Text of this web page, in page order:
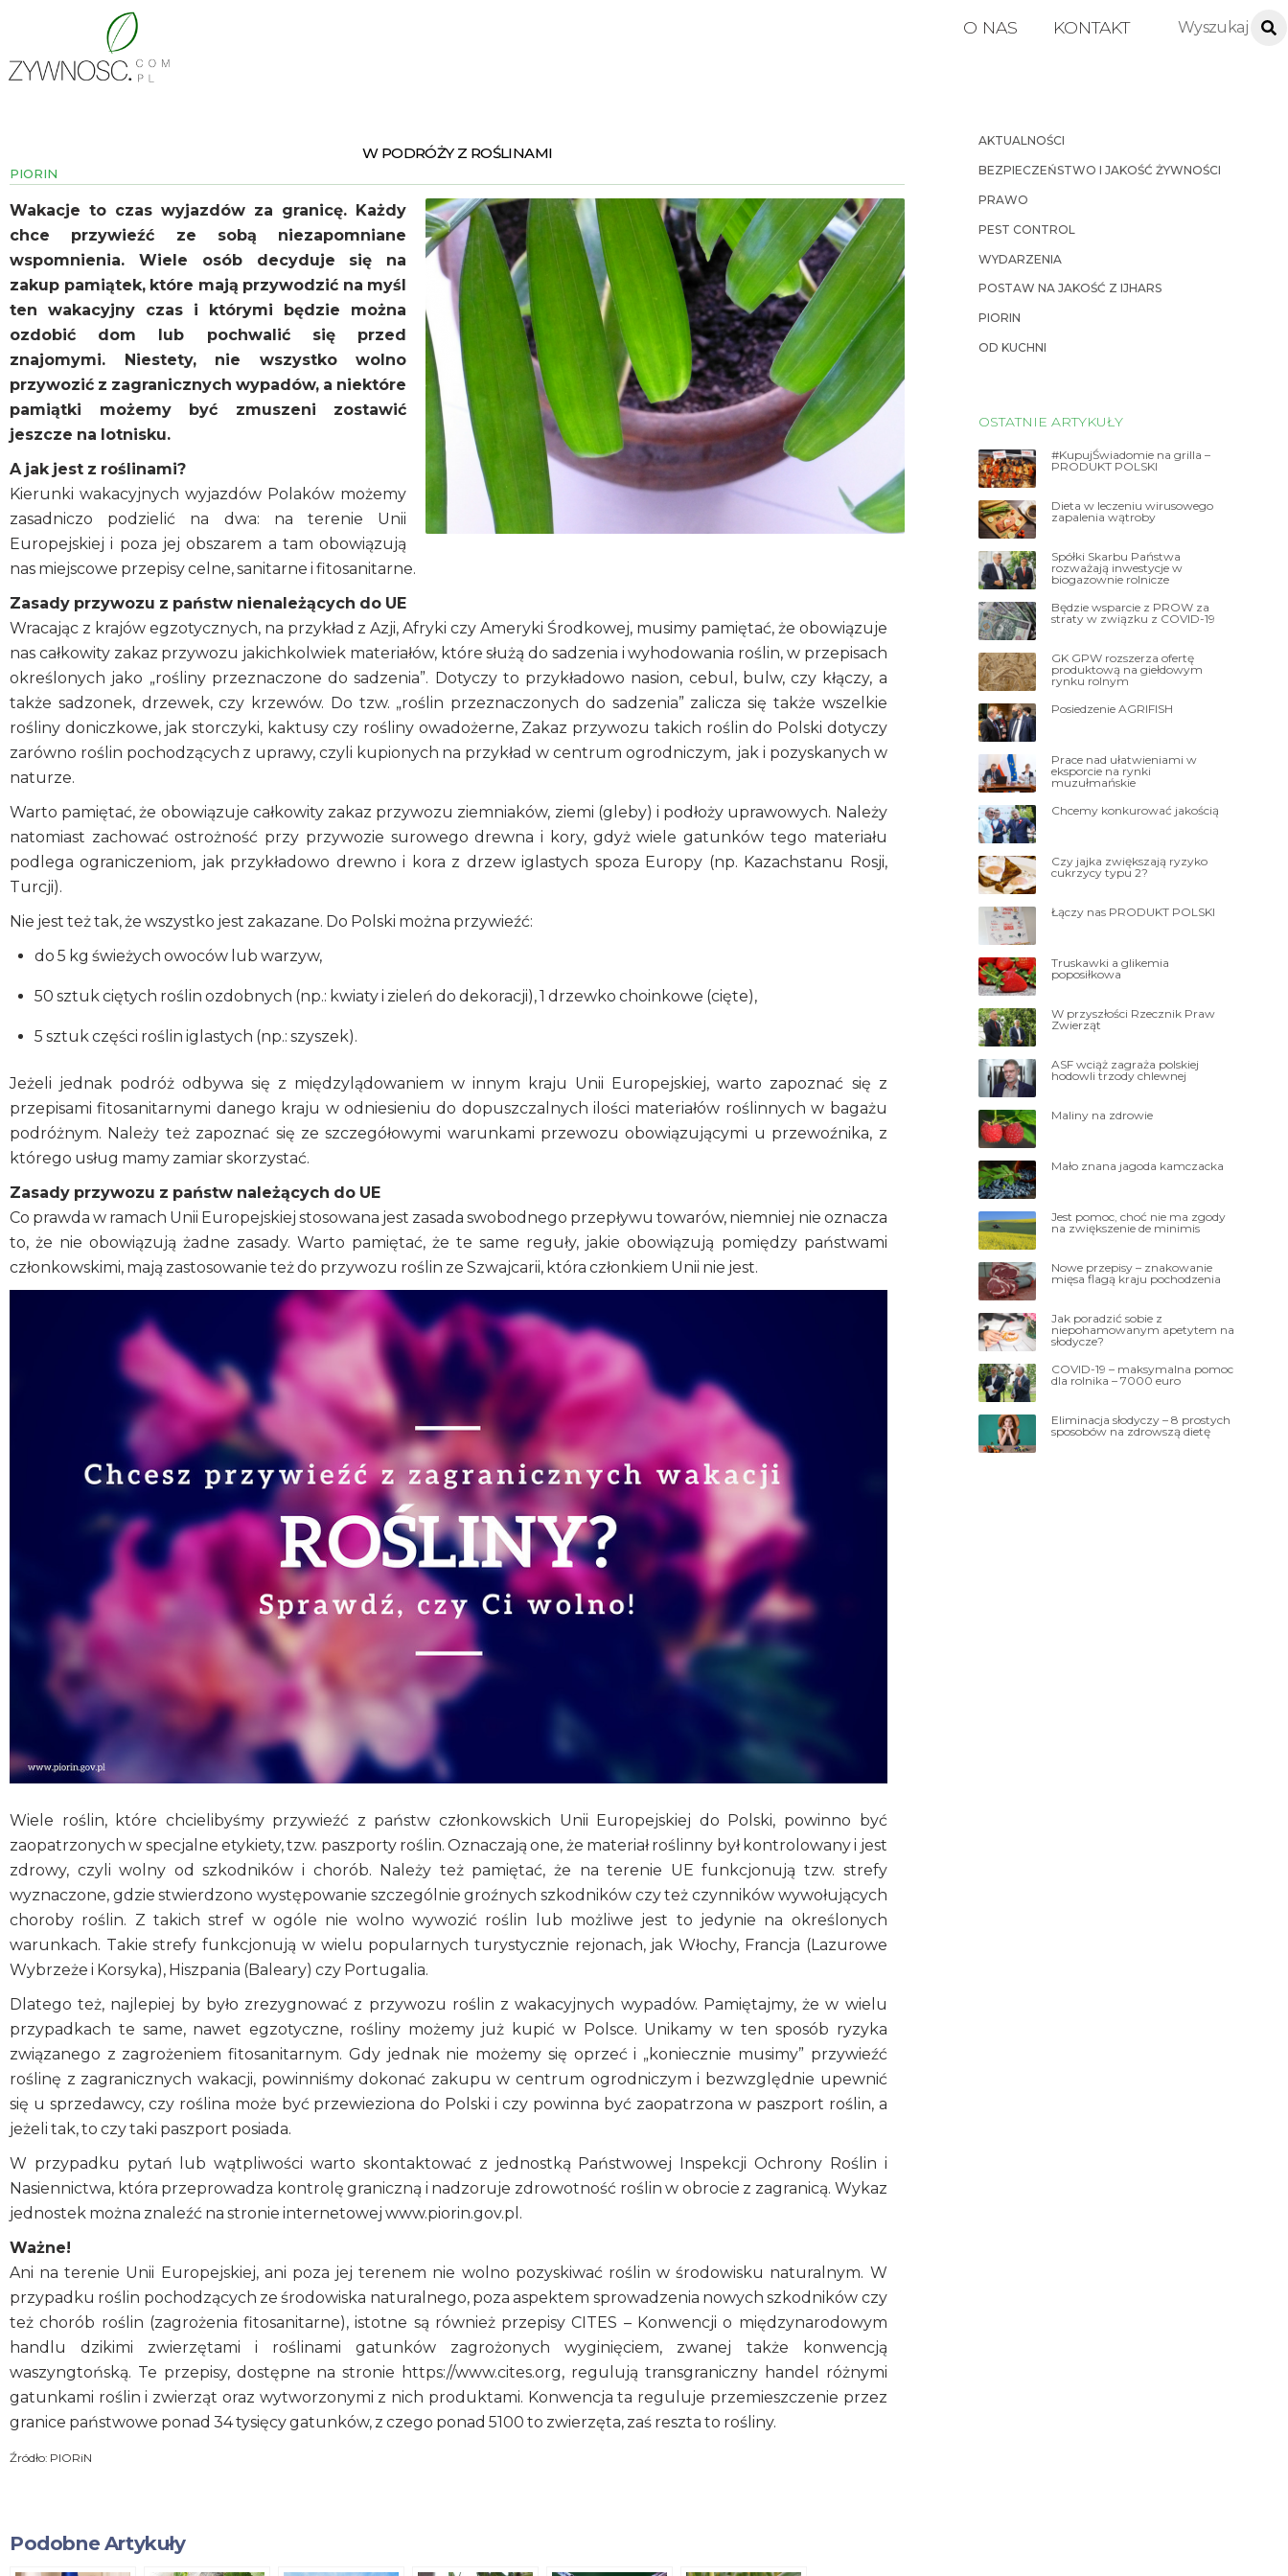
O NAS KONTAKT
W PODRÓŻY Z ROŚLINAMI
PIORIN
Wakacje to czas wyjazdów za granicę. Każdy
chce przywieźć ze sobą niezapomniane
wspomnienia. Wiele osób decyduje się na
zakup pamiątek, które mają przywodzić na myśl
ten wakacyjny czas i którymi będzie można
ozdobić dom lub pochwalić się przed
znajomymi. Niestety, nie wszystko wolno
przywozić z zagranicznych wypadów, a niektóre
pamiątki możemy być zmuszeni zostawić
jeszcze na lotnisku.
A jak jest z roślinami?
Kierunki wakacyjnych wyjazdów Polaków możemy
zasadniczo podzielić na dwa: na terenie Unii
Europejskiej i poza jej obszarem a tam obowiązują
nas miejscowe przepisy celne, sanitarne i fitosanitarne.
Zasady przywozu z państw nienależących do UE
Wracając z krajów egzotycznych, na przykład z Azji, Afryki czy Ameryki Środkowej, musimy pamiętać, że obowiązuje
nas całkowity zakaz przywozu jakichkolwiek materiałów, które służą do sadzenia i wyhodowania roślin, w przepisach
określonych jako „rośliny przeznaczone do sadzenia”. Dotyczy to przykładowo nasion, cebul, bulw, czy kłączy, a
także sadzonek, drzewek, czy krzewów. Do tzw. „roślin przeznaczonych do sadzenia” zalicza się także wszelkie
rośliny doniczkowe, jak storczyki, kaktusy czy rośliny owadożerne, Zakaz przywozu takich roślin do Polski dotyczy
zarówno roślin pochodzących z uprawy, czyli kupionych na przykład w centrum ogrodniczym, jak i pozyskanych w
naturze.
Warto pamiętać, że obowiązuje całkowity zakaz przywozu ziemniaków, ziemi (gleby) i podłoży uprawowych. Należy
natomiast zachować ostrożność przy przywozie surowego drewna i kory, gdyż wiele gatunków tego materiału
podlega ograniczeniom, jak przykładowo drewno i kora z drzew iglastych spoza Europy (np. Kazachstanu Rosji,
Turcji).
Nie jest też tak, że wszystko jest zakazane. Do Polski można przywieźć:
do 5 kg świeżych owoców lub warzyw,
50 sztuk ciętych roślin ozdobnych (np.: kwiaty i zieleń do dekoracji), 1 drzewko choinkowe (cięte),
5 sztuk części roślin iglastych (np.: szyszek).
Jeżeli jednak podróż odbywa się z międzylądowaniem w innym kraju Unii Europejskiej, warto zapoznać się z
przepisami fitosanitarnymi danego kraju w odniesieniu do dopuszczalnych ilości materiałów roślinnych w bagażu
podróżnym. Należy też zapoznać się ze szczegółowymi warunkami przewozu obowiązującymi u przewoźnika, z
którego usług mamy zamiar skorzystać.
Zasady przywozu z państw należących do UE
Co prawda w ramach Unii Europejskiej stosowana jest zasada swobodnego przepływu towarów, niemniej nie oznacza
to, że nie obowiązują żadne zasady. Warto pamiętać, że te same reguły, jakie obowiązują pomiędzy państwami
członkowskimi, mają zastosowanie też do przywozu roślin ze Szwajcarii, która członkiem Unii nie jest.
Wiele roślin, które chcielibyśmy przywieźć z państw członkowskich Unii Europejskiej do Polski, powinno być
zaopatrzonych w specjalne etykiety, tzw. paszporty roślin. Oznaczają one, że materiał roślinny był kontrolowany i jest
zdrowy, czyli wolny od szkodników i chorób. Należy też pamiętać, że na terenie UE funkcjonują tzw. strefy
wyznaczone, gdzie stwierdzono występowanie szczególnie groźnych szkodników czy też czynników wywołujących
choroby roślin. Z takich stref w ogóle nie wolno wywozić roślin lub możliwe jest to jedynie na określonych
warunkach. Takie strefy funkcjonują w wielu popularnych turystycznie rejonach, jak Włochy, Francja (Lazurowe
Wybrzeże i Korsyka), Hiszpania (Baleary) czy Portugalia.
Dlatego też, najlepiej by było zrezygnować z przywozu roślin z wakacyjnych wypadów. Pamiętajmy, że w wielu
przypadkach te same, nawet egzotyczne, rośliny możemy już kupić w Polsce. Unikamy w ten sposób ryzyka
związanego z zagrożeniem fitosanitarnym. Gdy jednak nie możemy się oprzeć i „koniecznie musimy” przywieźć
roślinę z zagranicznych wakacji, powinniśmy dokonać zakupu w centrum ogrodniczym i bezwzględnie upewnić
się u sprzedawcy, czy roślina może być przewieziona do Polski i czy powinna być zaopatrzona w paszport roślin, a
jeżeli tak, to czy taki paszport posiada.
W przypadku pytań lub wątpliwości warto skontaktować z jednostką Państwowej Inspekcji Ochrony Roślin i
Nasiennictwa, która przeprowadza kontrolę graniczną i nadzoruje zdrowotność roślin w obrocie z zagranicą. Wykaz
jednostek można znaleźć na stronie internetowej www.piorin.gov.pl.
Ważne!
Ani na terenie Unii Europejskiej, ani poza jej terenem nie wolno pozyskiwać roślin w środowisku naturalnym. W
przypadku roślin pochodzących ze środowiska naturalnego, poza aspektem sprowadzenia nowych szkodników czy
też chorób roślin (zagrożenia fitosanitarne), istotne są również przepisy CITES – Konwencji o międzynarodowym
handlu dzikimi zwierzętami i roślinami gatunków zagrożonych wyginięciem, zwanej także konwencją
waszyngtońską. Te przepisy, dostępne na stronie https://www.cites.org, regulują transgraniczny handel różnymi
gatunkami roślin i zwierząt oraz wytworzonymi z nich produktami. Konwencja ta reguluje przemieszczenie przez
granice państwowe ponad 34 tysięcy gatunków, z czego ponad 5100 to zwierzęta, zaś reszta to rośliny.
Źródło: PIORiN
Podobne Artykuły
AKTUALNOŚCI
BEZPIECZEŃSTWO I JAKOŚĆ ŻYWNOŚCI
PRAWO
PEST CONTROL
WYDARZENIA
POSTAW NA JAKOŚĆ Z IJHARS
PIORIN
OD KUCHNI
OSTATNIE ARTYKUŁY
#KupujŚwiadomie na grilla –
PRODUKT POLSKI
Dieta w leczeniu wirusowego
zapalenia wątroby
Spółki Skarbu Państwa
rozważają inwestycje w
biogazownie rolnicze
Będzie wsparcie z PROW za
straty w związku z COVID-19
GK GPW rozszerza ofertę
produktową na giełdowym
rynku rolnym
Posiedzenie AGRIFISH
Prace nad ułatwieniami w
eksporcie na rynki
muzułmańskie
Chcemy konkurować jakością
Czy jajka zwiększają ryzyko
cukrzycy typu 2?
Łączy nas PRODUKT POLSKI
Truskawki a glikemia
poposiłkowa
W przyszłości Rzecznik Praw
Zwierząt
ASF wciąż zagraża polskiej
hodowli trzody chlewnej
Maliny na zdrowie
Mało znana jagoda kamczacka
Jest pomoc, choć nie ma zgody
na zwiększenie de minimis
Nowe przepisy – znakowanie
mięsa flagą kraju pochodzenia
Jak poradzić sobie z
niepohamowanym apetytem na
słodycze?
COVID-19 – maksymalna pomoc
dla rolnika – 7000 euro
Eliminacja słodyczy – 8 prostych
sposobów na zdrowszą dietę